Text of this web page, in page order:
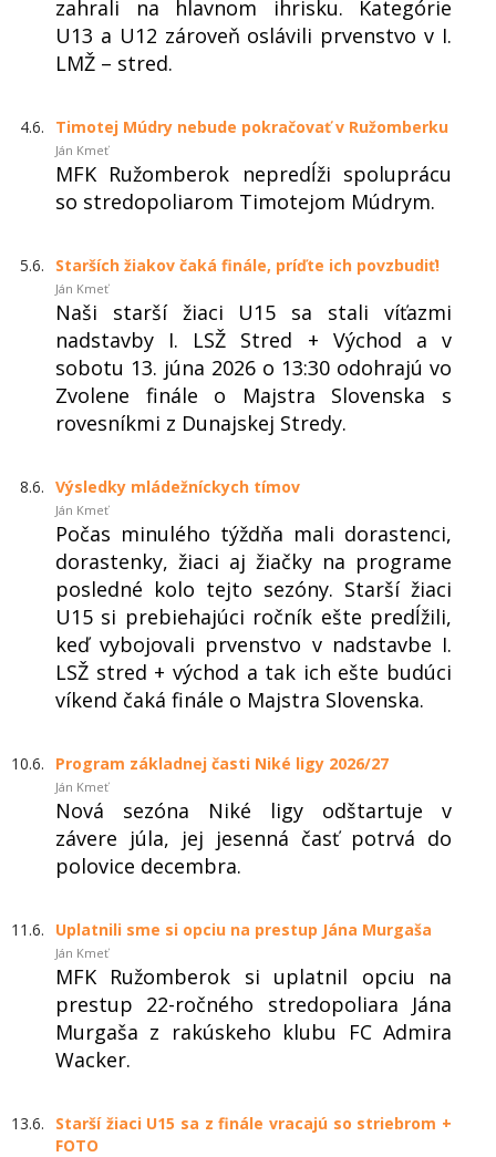
zahrali na hlavnom ihrisku. Kategórie
U13 a U12 zároveň oslávili prvenstvo v I.
LMŽ – stred.
4.6. Timotej Múdry nebude pokračovať v Ružomberku
Ján Kmeť
MFK Ružomberok nepredĺži spoluprácu
so stredopoliarom Timotejom Múdrym.
5.6. Starších žiakov čaká finále, príďte ich povzbudiť!
Ján Kmeť
Naši starší žiaci U15 sa stali víťazmi
nadstavby I. LSŽ Stred + Východ a v
sobotu 13. júna 2026 o 13:30 odohrajú vo
Zvolene finále o Majstra Slovenska s
rovesníkmi z Dunajskej Stredy.
8.6. Výsledky mládežníckych tímov
Ján Kmeť
Počas minulého týždňa mali dorastenci,
dorastenky, žiaci aj žiačky na programe
posledné kolo tejto sezóny. Starší žiaci
U15 si prebiehajúci ročník ešte predĺžili,
keď vybojovali prvenstvo v nadstavbe I.
LSŽ stred + východ a tak ich ešte budúci
víkend čaká finále o Majstra Slovenska.
10.6. Program základnej časti Niké ligy 2026/27
Ján Kmeť
Nová sezóna Niké ligy odštartuje v
závere júla, jej jesenná časť potrvá do
polovice decembra.
11.6. Uplatnili sme si opciu na prestup Jána Murgaša
Ján Kmeť
MFK Ružomberok si uplatnil opciu na
prestup 22-ročného stredopoliara Jána
Murgaša z rakúskeho klubu FC Admira
Wacker.
13.6.
Starší žiaci U15 sa z finále vracajú so striebrom +
FOTO